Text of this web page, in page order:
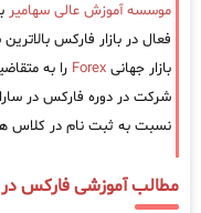
موسسه آموزش عالی سهامیر
فعال در بازار فارکس
بازار جهانی Forex را به
شرکت در دوره فارکس در
نسبت به ثبت نام در کلاس
مطالب آموزشی فارکس در